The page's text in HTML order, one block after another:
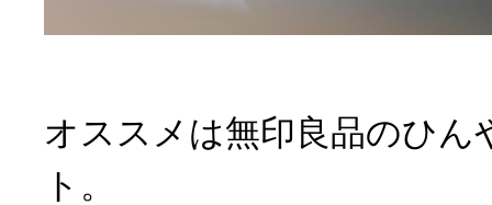
オススメは無印良品のひん
ト。